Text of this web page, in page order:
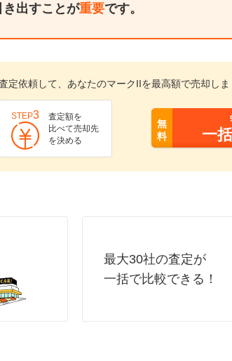
出すことが重要です。
定依頼して、あなたのマークIIを最高額で売却しま
STEP3
査定額を
比べて売却先
を決める
無
料
一
最大30社の査定が
一括で比較できる！